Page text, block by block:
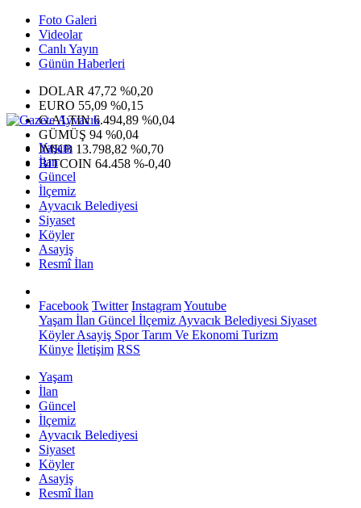
Foto Galeri
Videolar
Canlı Yayın
Günün Haberleri
DOLAR 47,72 %0,20
EURO 55,09 %0,15
G.ALTIN6.494,89 %0,04
GÜMÜŞ 94 %0,04
IMKB 13.798,82 %0,70
BITCOIN 64.458 %-0,40
Yaşam
İlan
Güncel
İlçemiz
Ayvacık Belediyesi
Siyaset
Köyler
Asayiş
Resmî İlan
Facebook Twitter InstagramYoutube
Yaşam İlan Güncel İlçemiz Ayvacık Belediyesi Siyaset
KöylerAsayiş SporTarım Ve Ekonomi Turizm
Künye İletişim RSS
Yaşam
İlan
Güncel
İlçemiz
Ayvacık Belediyesi
Siyaset
Köyler
Asayiş
Resmî İlan